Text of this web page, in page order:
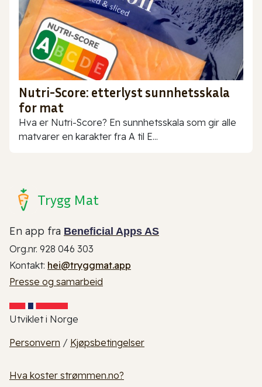
Nutri-Score: etterlyst sunnhetsskala
for mat
Hva er Nutri-Score? En sunnhetsskala som gir alle
matvarer en karakter fra A til E...
Trygg Mat
En app fra Beneficial Apps AS
Org.nr. 928 046 303
Kontakt: hei@tryggmat.app
Presse og samarbeid
Utviklet i Norge
Personvern / Kjøpsbetingelser
Hva koster strømmen.no?